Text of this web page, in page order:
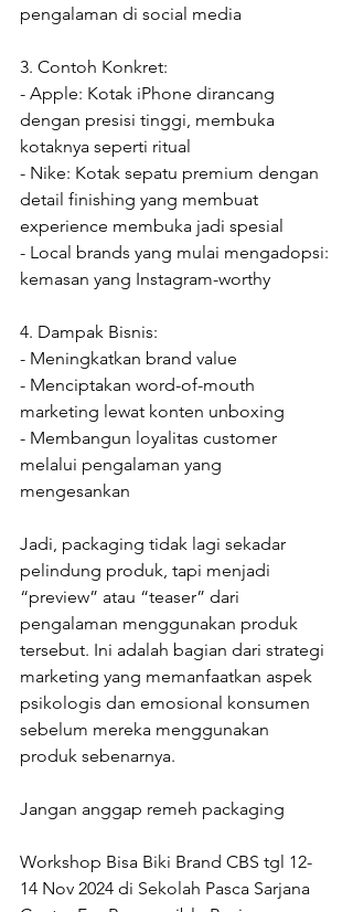
pengalaman di social media
3. Contoh Konkret:
- Apple: Kotak iPhone dirancang
dengan presisi tinggi, membuka
kotaknya seperti ritual
- Nike: Kotak sepatu premium dengan
detail finishing yang membuat
experience membuka jadi spesial
- Local brands yang mulai mengadopsi:
kemasan yang Instagram-worthy
4. Dampak Bisnis:
- Meningkatkan brand value
- Menciptakan word-of-mouth
marketing lewat konten unboxing
- Membangun loyalitas customer
melalui pengalaman yang
mengesankan
Jadi, packaging tidak lagi sekadar
pelindung produk, tapi menjadi
“preview” atau “teaser” dari
pengalaman menggunakan produk
tersebut. Ini adalah bagian dari strategi
marketing yang memanfaatkan aspek
psikologis dan emosional konsumen
sebelum mereka menggunakan
produk sebenarnya.
Jangan anggap remeh packaging
Workshop Bisa Biki Brand CBS tgl 12-
14 Nov 2024 di Sekolah Pasca Sarjana